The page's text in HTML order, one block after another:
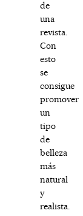
de
una
revista.
Con
esto
se
consigue
promover
un
tipo
de
belleza
más
natural
y
realista.